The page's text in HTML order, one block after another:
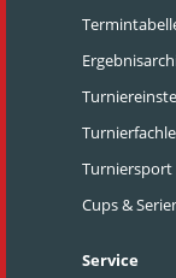
Turniersport
Cups &
Service